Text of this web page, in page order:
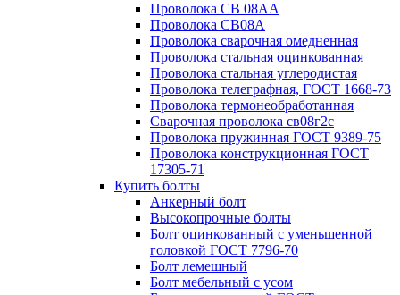
Проволока СВ 08АА
Проволока СВ08А
Проволока сварочная омедненная
Проволока стальная оцинкованная
Проволока стальная углеродистая
Проволока телеграфная, ГОСТ 1668-73
Проволока термонеобработанная
Сварочная проволока св08г2с
Проволока пружинная ГОСТ 9389-75
Проволока конструкционная ГОСТ
17305-71
Купить болты
Анкерный болт
Высокопрочные болты
Болт оцинкованный с уменьшенной
головкой ГОСТ 7796-70
Болт лемешный
Болт мебельный с усом